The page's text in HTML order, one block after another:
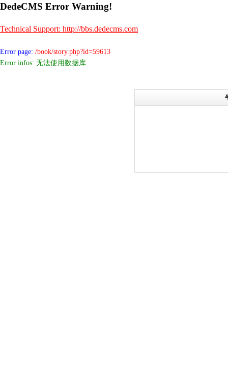
DedeCMS Error Warning!
Technical Support: http://bbs.dedecms.com
Error page: /book/story.php?id=59613
Error infos: 无法使用数据库